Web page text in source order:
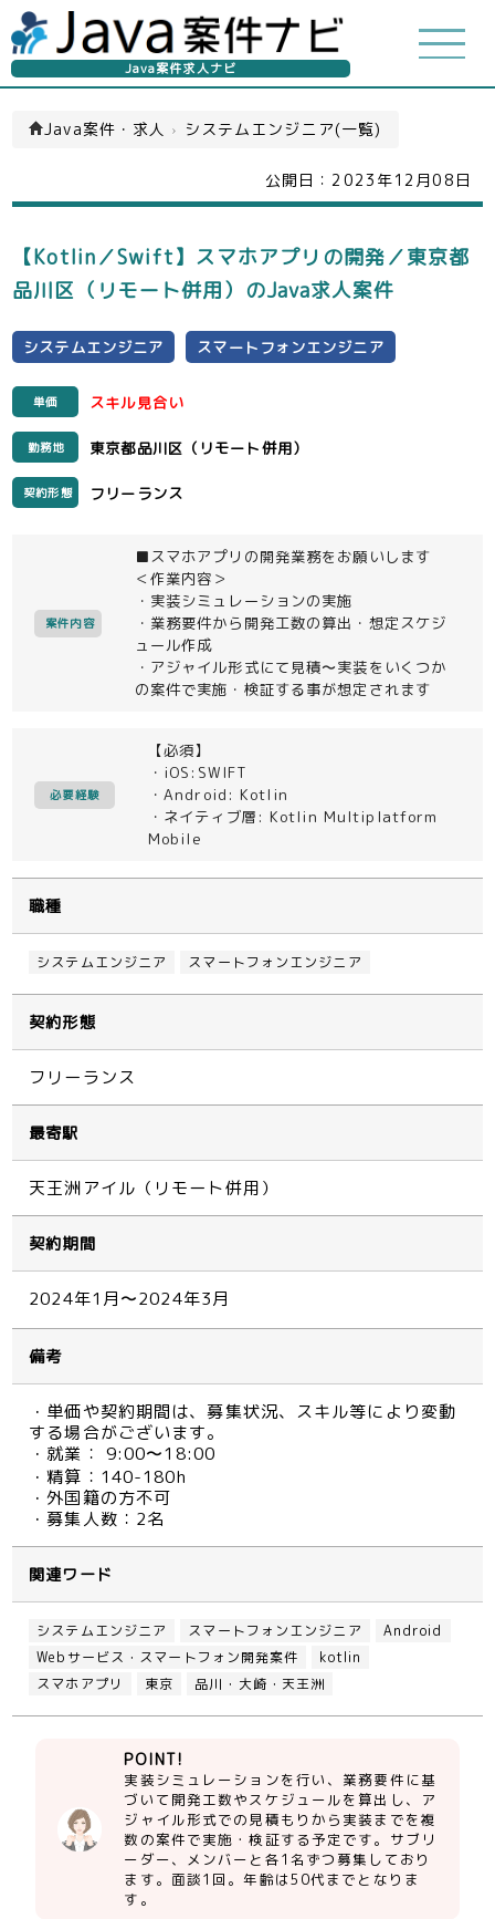
Java案件求人ナビ
Java案件・求人 › システムエンジニア(一覧)
公開日： 2023年12月08日
【Kotlin／Swift】スマホアプリの開発／東京都
品川区（リモート併用）のJava求人案件
システムエンジニア スマートフォンエンジニア
単価 スキル見合い
勤務地 東京都品川区（リモート併用）
契約形態 フリーランス
案件内容
■スマホアプリの開発業務をお願いします
＜作業内容＞
・実装シミュレーションの実施
・業務要件から開発工数の算出・想定スケジ
ュール作成
・アジャイル形式にて見積〜実装をいくつか
の案件で実施・検証する事が想定されます
必要経験
【必須】
・iOS:SWIFT
・Android: Kotlin
・ネイティブ層: Kotlin Multiplatform
Mobile
職種
システムエンジニア スマートフォンエンジニア
契約形態
フリーランス
最寄駅
天王洲アイル（リモート併用）
契約期間
2024年1月〜2024年3月
備考
・単価や契約期間は、募集状況、スキル等により変動
する場合がございます。
・就業： 9:00〜18:00
・精算：140-180h
・外国籍の方不可
・募集人数：2名
関連ワード
システムエンジニア スマートフォンエンジニア
Android
Webサービス・スマートフォン開発案件
kotlin
スマホアプリ
東京 品川・大崎・天王洲
POINT!
実装シミュレーションを行い、業務要件に基
づいて開発工数やスケジュールを算出し、ア
ジャイル形式での見積もりから実装までを複
数の案件で実施・検証する予定です。サブリ
ーダー、メンバーと各1名ずつ募集しており
ます。面談1回。年齢は50代までとなりま
す。